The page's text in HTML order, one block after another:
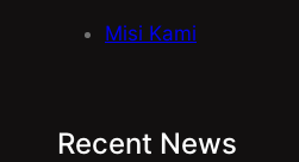
Misi Kami
Recent News